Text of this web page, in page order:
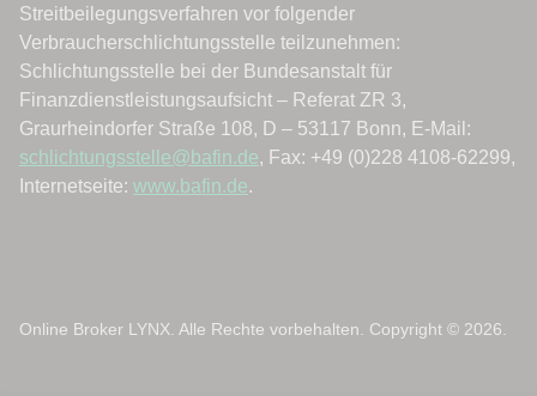
Online Broker LYNX. Alle Rechte vorbehalten. Copyright © 2026.